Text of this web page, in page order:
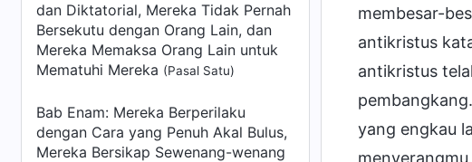
dan Diktatorial, Mereka Tidak Pernah
Bersekutu dengan Orang Lain, dan
Mereka Memaksa Orang Lain untuk
Mematuhi Mereka (Pasal Satu)
Bab Enam: Mereka Berperilaku
dengan Cara yang Penuh Akal Bulus,
Mereka Bersikap Sewenang-wenang
membesar-
antikristus
antikristus
yang engkau